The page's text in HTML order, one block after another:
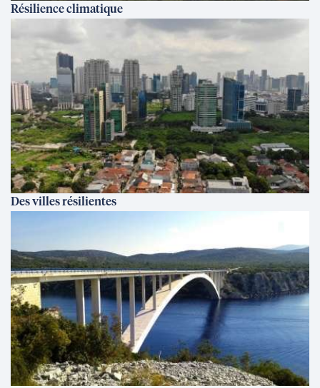
Résilience climatique
Des villes résilientes